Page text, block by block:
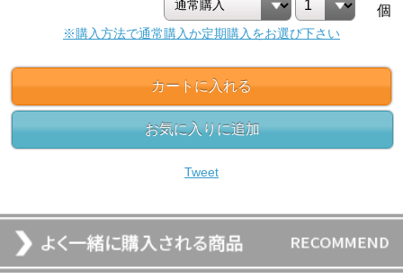
個
※購入方法で通常購入か定期購入をお選び下さい
カートに入れる
お気に入りに追加
Tweet